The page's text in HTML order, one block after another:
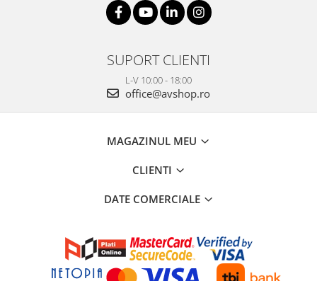
SUPORT CLIENTI
L-V 10:00 - 18:00
office@avshop.ro
MAGAZINUL MEU
CLIENTI
DATE COMERCIALE